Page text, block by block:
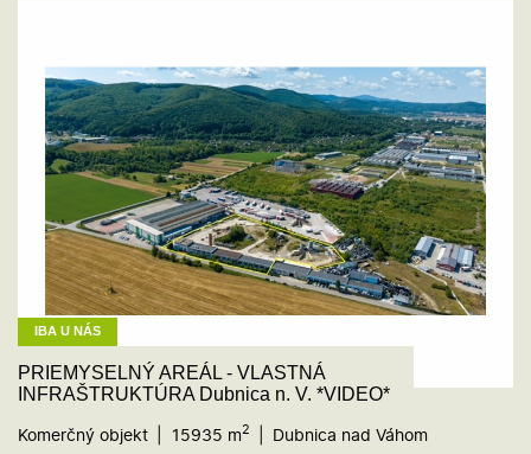
IBA U NÁS
PRIEMYSELNÝ AREÁL - VLASTNÁ
INFRAŠTRUKTÚRA Dubnica n. V. *VIDEO*
Komerčný objekt
15935 m2 Dubnica nad Váhom